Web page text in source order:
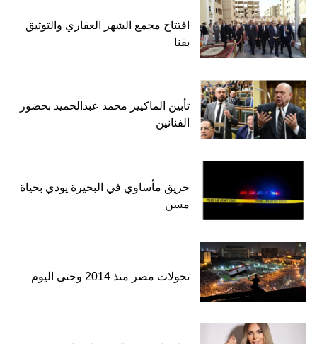
افتتاح مجمع الشهر العقاري والتوثيق
بقنا
تأبين الماكيير محمد عبدالحميد بحضور
الفنانين
حريق مأساوي في البحيرة يودي بحياة
مسن
تحولات مصر منذ 2014 وحتى اليوم